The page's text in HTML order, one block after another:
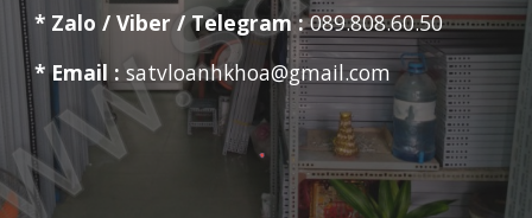
* Zalo / Viber / Telegram :089.808.60.50
* Email :satvloanhkhoa@gmail.com